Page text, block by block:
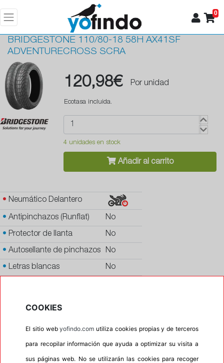
0
BRIDGESTONE 110/80-18 58H AX41SF
ADVENTURECROSS SCRA
120,98€ Por unidad
Ecotasa incluida.
4 unidades en stock
Añadir al carrito
• Neumático Delantero
• Antipinchazos (Runflat) No
• Protector de llanta No
• Autosellante de pinchazos No
• Letras blancas No
No
Calidad PREMIUM
COOKIES
El sitio webyofindo.com utiliza cookies propias y de terceros
para recopilar información que ayuda a optimizar su visita a
sus páginas web. No se utilizarán las cookies para recoger